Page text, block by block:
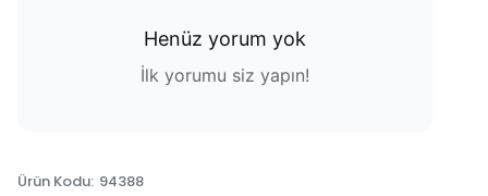
Henüz yorum yok
İlk yorumu siz yapın!
Ürün Kodu: 94388